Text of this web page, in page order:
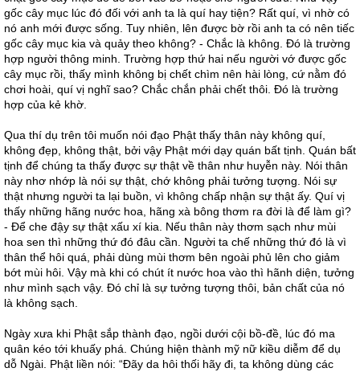
gốc cây mục lúc đó đối với anh ta là quí hay tiện? Rất quí, vì nhờ có
nó anh mới được sống. Tuy nhiên, lên được bờ rồi anh ta có nên tiếc
gốc cây mục kia và quảy theo không? - Chắc là không. Đó là trường
hợp người thông minh. Trường hợp thứ hai nếu người vớ được gốc
cây mục rồi, thấy mình không bị chết chìm nên hài lòng, cứ nằm đó
chơi hoài, quí vị nghĩ sao? Chắc chắn phải chết thôi. Đó là trường
hợp của kẻ khờ.
Qua thí dụ trên tôi muốn nói đạo Phật thấy thân này không quí,
không đẹp, không thật, bởi vậy Phật mới dạy quán bất tịnh. Quán bất
tịnh để chúng ta thấy được sự thật về thân như huyễn này. Nói thân
này nhơ nhớp là nói sự thật, chớ không phải tưởng tượng. Nói sự
thật nhưng người ta lại buồn, vì không chấp nhận sự thật ấy. Quí vị
thấy những hãng nước hoa, hãng xà bông thơm ra đời là để làm gì?
- Để che đậy sự thật xấu xí kia. Nếu thân này thơm sạch như mùi
hoa sen thì những thứ đó đâu cần. Người ta chế những thứ đó là vì
thân thể hôi quá, phải dùng mùi thơm bên ngoài phủ lên cho giảm
bớt mùi hôi. Vậy mà khi có chút ít nước hoa vào thì hãnh diện, tưởng
như mình sạch vậy. Đó chỉ là sự tưởng tượng thôi, bản chất của nó
là không sạch.
Ngày xưa khi Phật sắp thành đạo, ngồi dưới cội bồ-đề, lúc đó ma
quân kéo tới khuấy phá. Chúng hiện thành mỹ nữ kiều diễm để dụ
dỗ Ngài. Phật liền nói: “Đãy da hôi thối hãy đi, ta không dùng các